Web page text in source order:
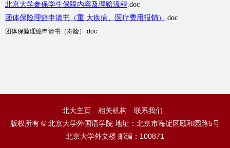
北京大学参保学生保障内容及理赔流程.doc
团体保险理赔申请书（重 大疾病、医疗费用报销） .doc
团体保险理赔申请书（寿险）.doc
北大主页 相关机构
联系我们
版权所有 © 北京大学外国语学院 地址：北京市海淀区颐和园路5号
北京大学外文楼 邮编：100871